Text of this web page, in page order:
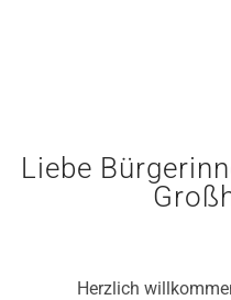
Liebe
Herzlich